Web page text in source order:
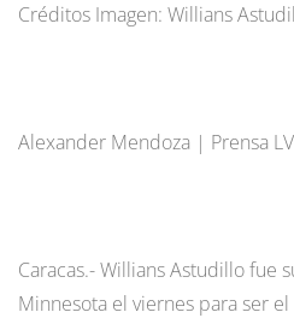
Créditos Imagen: Willians
Alexander Mendoza | Prensa
Caracas.- Willians Astudillo fue
Minnesota el viernes para ser